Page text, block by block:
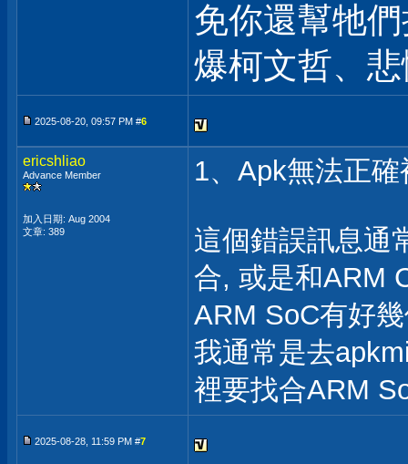
免你還幫牠
爆柯文哲、
2025-08-20, 09:57 PM #6
ericshliao
Advance Member
加入日期: Aug 2004
文章: 389
1、Apk無法正確
這個錯誤訊息通
合, 或是和ARM
ARM SoC有好
我通常是去
裡要找合ARM
2025-08-28, 11:59 PM #7